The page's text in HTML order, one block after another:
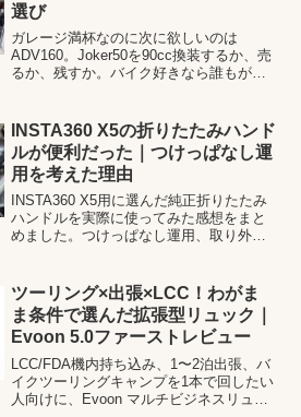
選び
ガレージ満杯なのに次に欲しいのは
ADV160。Joker50を90cc換装するか、売
るか、残すか。バイク好きなら誰もが共
INSTA360 X5の折りたたみハンド
ルが便利だった｜つけっぱなし運
用を考えた理由
INSTA360 X5用に選んだ純正折りたたみ
ハンドルを実際に使ってみた感想をまと
めました。つけっぱなし運用、取り外せ
ントを書いています。
ツーリング×出張×LCC！わがま
ま条件で選んだ拡張型リュック｜
Evoon 5.0ファーストレビュー
LCC/FDA機内持ち込み、1〜2泊出張、バ
イクツーリングキャンプを1本で回したい
人向けに、Evoon マルチビジネスリュッ